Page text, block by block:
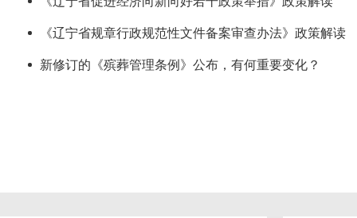
《辽宁省规章行政规范性文件备案审查办法》政策解读
新修订的《殡葬管理条例》公布，有何重要变化？